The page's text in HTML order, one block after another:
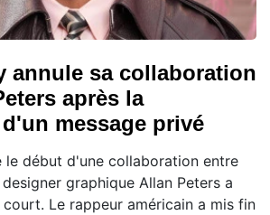
annule sa collaboration
après la
message privé
le début d'une collaboration entre
graphique Allan Peters a
Le rappeur américain a mis fin